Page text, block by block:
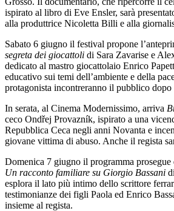
ispirato al libro di Eve Ensler, sarà
alla produttrice Nicoletta Billi e alla
Sabato 6 giugno il festival propone
segreta dei giocattoli di Sara Zavarise e
dedicato al mastro giocattolaio Enrico
educativo sui temi dell’ambiente e della
protagonista incontreranno il pubblico dopo
In serata, al Cinema Modernissimo, arriva
ceco Ondřej Provazník, ispirato a una
Repubblica Ceca negli anni Novanta e
giovane vittima di abuso. Anche il regista
Domenica 7 giugno il programma prosegue
Un racconto familiare su Giorgio Bassani
esplora il lato più intimo dello scrittore
testimonianze dei figli Paola ed Enrico
insieme al regista.